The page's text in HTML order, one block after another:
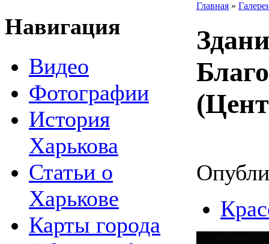
Навигация
Видео
Фотографии
История
Харькова
Статьи о
Харькове
Карты города
Главная »